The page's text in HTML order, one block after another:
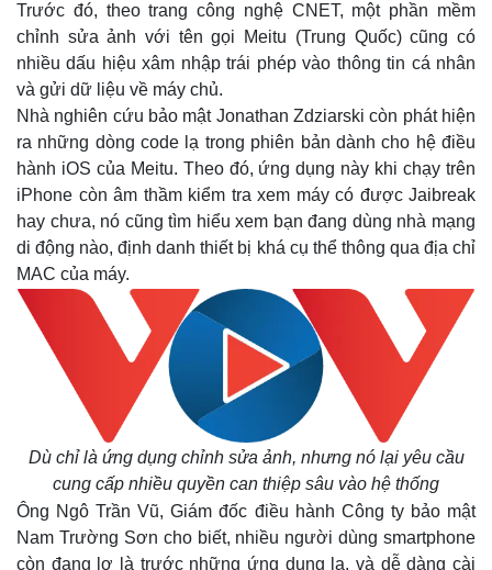
Thế giới
Multimedia
Trước đó, theo trang công nghệ CNET, một phần mềm
chỉnh sửa ảnh với tên gọi Meitu (Trung Quốc) cũng có
nhiều dấu hiệu xâm nhập trái phép vào thông tin cá nhân
và gửi dữ liệu về máy chủ.
Nhà nghiên cứu bảo mật Jonathan Zdziarski còn phát hiện
ra những dòng code lạ trong phiên bản dành cho hệ điều
hành iOS của Meitu. Theo đó, ứng dụng này khi chạy trên
iPhone còn âm thầm kiểm tra xem máy có được Jaibreak
hay chưa, nó cũng tìm hiểu xem bạn đang dùng nhà mạng
di động nào, định danh thiết bị khá cụ thể thông qua địa chỉ
MAC của máy.
Dù chỉ là ứng dụng chỉnh sửa ảnh, nhưng nó lại yêu cầu
cung cấp nhiều quyền can thiệp sâu vào hệ thống
Ông Ngô Trần Vũ, Giám đốc điều hành Công ty bảo mật
Nam Trường Sơn cho biết, nhiều người dùng smartphone
còn đang lơ là trước những ứng dụng lạ, và dễ dàng cài